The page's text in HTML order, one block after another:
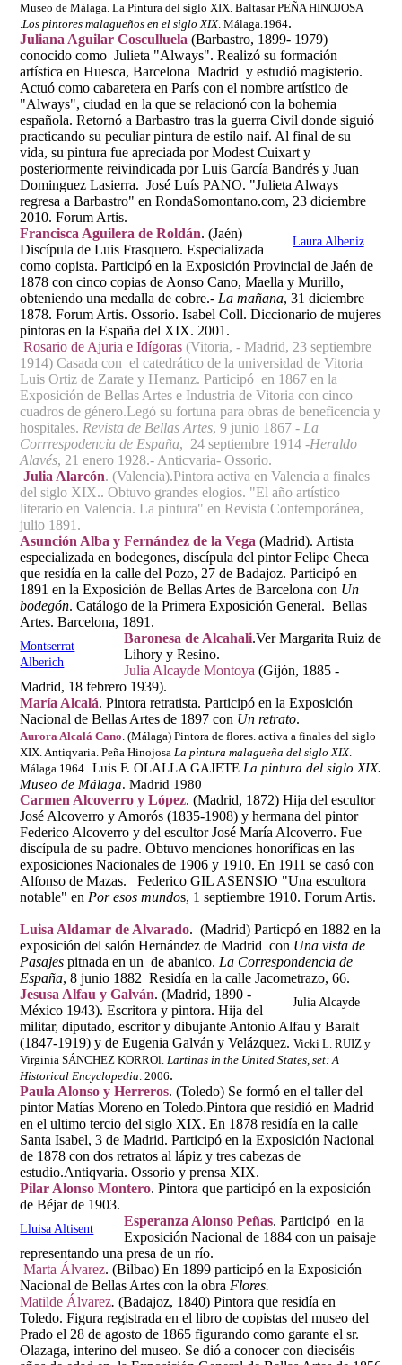
Museo de Málaga. La Pintura del siglo XIX. Baltasar PEÑA HINOJOSA
.Los pintores malagueños en el siglo XIX. Málaga.1964.
Juliana Aguilar Cosculluela (Barbastro, 1899- 1979)
conocido como Julieta "Always". Realizó su formación
artística en Huesca, Barcelona Madrid y estudió magisterio.
Actuó como cabaretera en París con el nombre artístico de
"Always", ciudad en la que se relacionó con la bohemia
española. Retornó a Barbastro tras la guerra Civil donde siguió
practicando su peculiar pintura de estilo naif. Al final de su
vida, su pintura fue apreciada por Modest Cuixart y
posteriormente reivindicada por Luis García Bandrés y Juan
Dominguez Lasierra. José Luís PANO. "Julieta Always
regresa a Barbastro" en RondaSomontano.com, 23 diciembre
2010. Forum Artis.
Laura Albeniz
Francisca Aguilera de Roldán. (Jaén)
Discípula de Luis Frasquero. Especializada
como copista. Participó en la Exposición Provincial de Jaén de
1878 con cinco copias de Aonso Cano, Maella y Murillo,
obteniendo una medalla de cobre.- La mañana, 31 diciembre
1878. Forum Artis. Ossorio. Isabel Coll. Diccionario de mujeres
pintoras en la España del XIX. 2001.
Rosario de Ajuria e Idígoras (Vitoria, - Madrid, 23 septiembre
1914) Casada con el catedrático de la universidad de Vitoria
Luis Ortiz de Zarate y Hernanz. Participó en 1867 en la
Exposición de Bellas Artes e Industria de Vitoria con cinco
cuadros de género.Legó su fortuna para obras de beneficencia y
hospitales. Revista de Bellas Artes, 9 junio 1867 - La
Corrrespodencia de España, 24 septiembre 1914 -Heraldo
Alavés, 21 enero 1928.- Anticvaria- Ossorio.
Julia Alarcón. (Valencia).Pintora activa en Valencia a finales
del siglo XIX.. Obtuvo grandes elogios. "El año artístico
literario en Valencia. La pintura" en Revista Contemporánea,
julio 1891.
Asunción Alba y Fernández de la Vega (Madrid). Artista
especializada en bodegones, discípula del pintor Felipe Checa
que residía en la calle del Pozo, 27 de Badajoz. Participó en
1891 en la Exposición de Bellas Artes de Barcelona con Un
bodegón. Catálogo de la Primera Exposición General. Bellas
Artes. Barcelona, 1891.
Montserrat
Alberich
Baronesa de Alcahali.Ver Margarita Ruiz de
Lihory y Resino.
Julia Alcayde Montoya (Gijón, 1885 -
Madrid, 18 febrero 1939).
María Alcalá. Pintora retratista. Participó en la Exposición
Nacional de Bellas Artes de 1897 con Un retrato.
Aurora Alcalá Cano. (Málaga) Pintora de flores. activa a finales del siglo
XIX. Antiqvaria. Peña HinojosaLa pintura malagueña del siglo XIX.
Málaga 1964. Luis F. OLALLA GAJETELa pintura del siglo XIX.
Museo de Málaga. Madrid 1980
Carmen Alcoverro y López. (Madrid, 1872) Hija del escultor
José Alcoverro y Amorós (1835-1908) y hermana del pintor
Federico Alcoverro y del escultor José María Alcoverro. Fue
discípula de su padre. Obtuvo menciones honoríficas en las
exposiciones Nacionales de 1906 y 1910. En 1911 se casó con
Alfonso de Mazas. Federico GIL ASENSIO "Una escultora
notable" en Por esos mundos, 1 septiembre 1910. Forum Artis.
Luisa Aldamar de Alvarado. (Madrid) Particpó en 1882 en la
exposición del salón Hernández de Madrid con Una vista de
Pasajes pitnada en un de abanico. La Correspondencia de
España, 8 junio 1882 Residía en la calle Jacometrazo, 66.
Julia Alcayde
Jesusa Alfau y Galván. (Madrid, 1890 -
México 1943). Escritora y pintora. Hija del
militar, diputado, escritor y dibujante Antonio Alfau y Baralt
(1847-1919) y de Eugenia Galván y Velázquez.Vicki L. RUIZ y
Virginia SÁNCHEZ KORROl.Lartinas in the United States, set: A
Historical Encyclopedia. 2006.
Paula Alonso y Herreros. (Toledo) Se formó en el taller del
pintor Matías Moreno en Toledo.Pintora que residió en Madrid
en el ultimo tercio del siglo XIX. En 1878 residía en la calle
Santa Isabel, 3 de Madrid. Participó en la Exposición Nacional
de 1878 con dos retratos al lápiz y tres cabezas de
estudio.Antiqvaria. Ossorio y prensa XIX.
Pilar Alonso Montero. Pintora que participó en la exposición
de Béjar de 1903.
Lluisa Altisent Esperanza Alonso Peñas. Participó en la
Exposición Nacional de 1884 con un paisaje
representando una presa de un río.
Marta Álvarez. (Bilbao) En 1899 participó en la Exposición
Nacional de Bellas Artes con la obra Flores.
Matilde Álvarez.(Badajoz, 1840) Pintora que residía en
Toledo. Figura registrada en el libro de copistas del museo del
Prado el 28 de agosto de 1865 figurando como garante el sr.
Olazaga, interino del museo. Se dió a conocer con dieciséis